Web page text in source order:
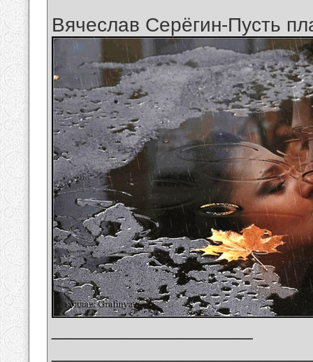
Вячеслав Серёгин-Пусть